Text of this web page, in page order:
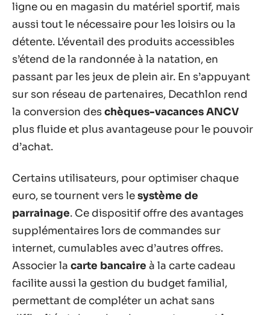
ligne ou en magasin du matériel sportif, mais
aussi tout le nécessaire pour les loisirs ou la
détente. L’éventail des produits accessibles
s’étend de la randonnée à la natation, en
passant par les jeux de plein air. En s’appuyant
sur son réseau de partenaires, Decathlon rend
la conversion deschèques-vacances ANCV
plus fluide et plus avantageuse pour le pouvoir
d’achat.
Certains utilisateurs, pour optimiser chaque
euro, se tournent vers lesystème de
parrainage. Ce dispositif offre des avantages
supplémentaires lors de commandes sur
internet, cumulables avec d’autres offres.
Associer la carte bancaire à la carte cadeau
facilite aussi la gestion du budget familial,
permettant de compléter un achat sans